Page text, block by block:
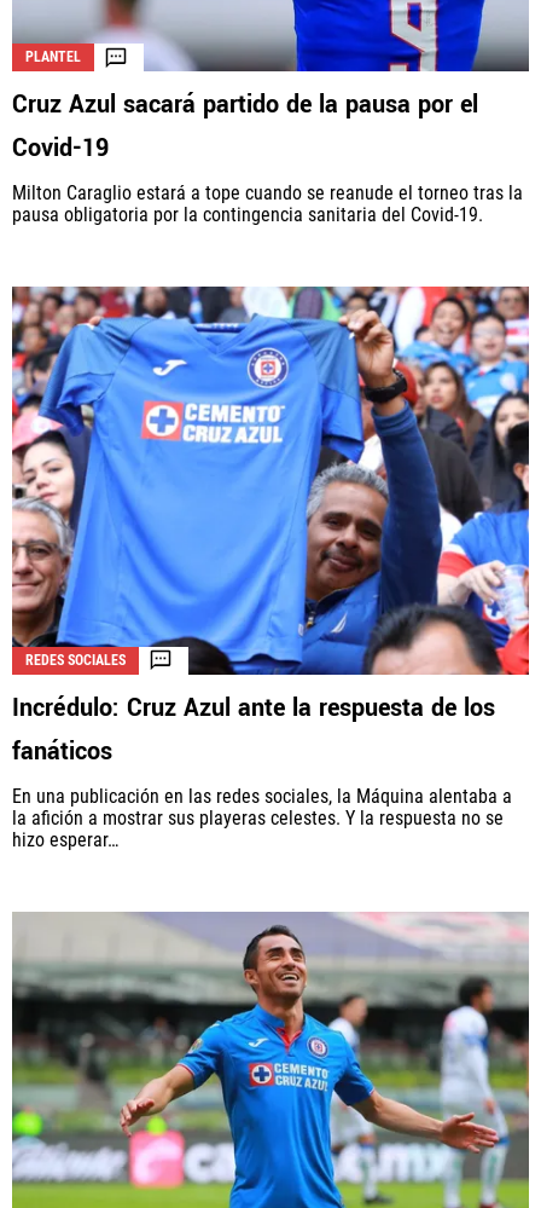
PLANTEL
Cruz Azul sacará partido de la pausa por el
Covid-19
Milton Caraglio estará a tope cuando se reanude el torneo tras la
pausa obligatoria por la contingencia sanitaria del Covid-19.
REDES SOCIALES
Incrédulo: Cruz Azul ante la respuesta de los
fanáticos
En una publicación en las redes sociales, la Máquina alentaba a
la afición a mostrar sus playeras celestes. Y la respuesta no se
hizo esperar…